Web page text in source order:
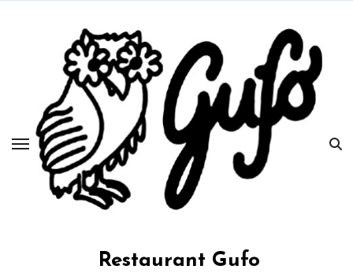
Restaurant Gufo